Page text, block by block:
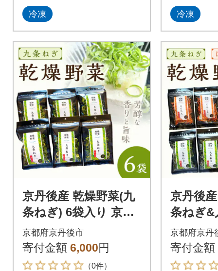
冷凍 冷凍
京丹後産 乾燥野菜(九
条ねぎ) 6袋入り 京丹
後産九条葱を凝縮
京都府京丹後市
寄付金額 6,000円
（0件）
京丹後
条ねぎ&
各3袋×2
条葱と
縮
京都府京丹
寄付金額